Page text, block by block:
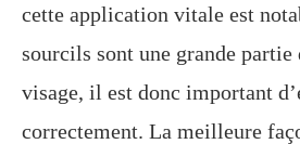
cette application vitale est
sourcils sont une grande partie
visage, il est donc important
correctement. La meilleure